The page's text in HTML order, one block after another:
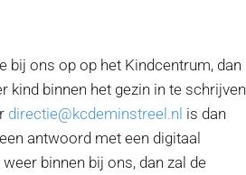
bij ons op op het Kindcentrum, dan
kind binnen het gezin in te schrijven
directie@kcdeminstreel.nl is dan
antwoord met een digitaal
binnen bij ons, dan zal de